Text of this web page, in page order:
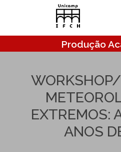
Pular para o conteúdo principal
Produção
EXTREMOS:
ANOS